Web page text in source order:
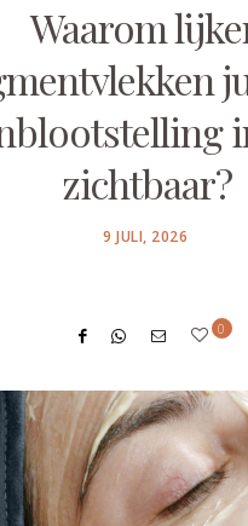
Waarom
zichtbaar?
POSTED
9 JULI, 2026
0